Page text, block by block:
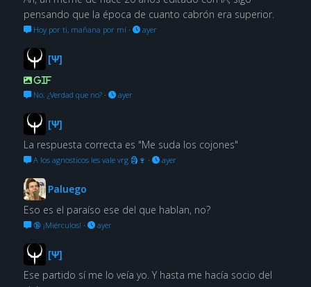
pensando que la época de cuanto cabrón era superior.
Hoy por ti, mañana por mí· ayer
[Ψ]
GIF
No. ¿Verdad que no?· ayer
[Ψ]
La respuesta correcta es "Me suda los cojones"
A los agnosticos les vale vrg 🗿🍷 · ayer
Paluego
Eso es el paraíso ese del que hablan, no?
🔞 ¡Miérculos! · ayer
[Ψ]
Ese partido sí me lo veía yo. Y hasta me hacía socio del